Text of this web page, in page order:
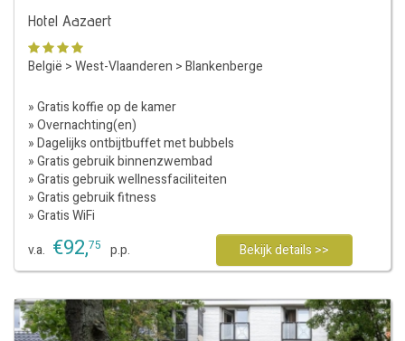
Hotel Aazaert
België >West-Vlaanderen >Blankenberge
» Gratis koffie op de kamer
» Overnachting(en)
» Dagelijks ontbijtbuffet met bubbels
» Gratis gebruik binnenzwembad
» Gratis gebruik wellnessfaciliteiten
» Gratis gebruik fitness
» Gratis WiFi
v.a. €92,75 p.p. Bekijk details >>